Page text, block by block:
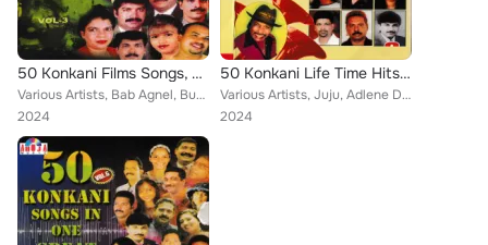
50 Konkani Films Songs, Vol. 03
Various Artists, Bab Agnel, Bushan, Lawry, Marcus, David D'Costa, Conny M, Antonette De Maina, Mini Mario, Veeam, Caitaninho D'S...
2024
50 Konkani Life Time Hits, Vol. 07
Various Artists, Juju, Adlene Dias, Bab Agnel, Veeam Braganza, Conny M, Mini Mario, Rosary, Jr. Dias, Young Chico, Elcy Cabral, ...
2024